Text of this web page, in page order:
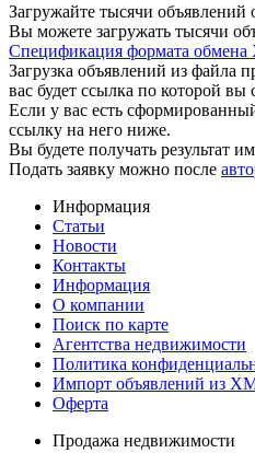
Загружайте тысячи
Вы можете загружать тысячи
Спецификация формата
Загрузка объявлений из файла
вас будет ссылка по которой вы
Если у вас есть
ссылку на него ниже.
Вы будете получать результат
Подать заявку можно после
Информация
Статьи
Новости
Контакты
Информация
О компании
Поиск по карте
Агентства недвижимости
Политика
Импорт объявлений из
Оферта
Продажа недвижимости